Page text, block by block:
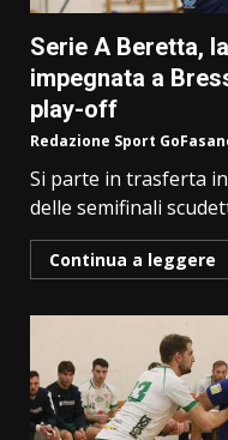
Serie A Beretta,
impegnata a
play-off
Redazione Sport
Si parte in trasferta
delle semifinali
Continua a leggere